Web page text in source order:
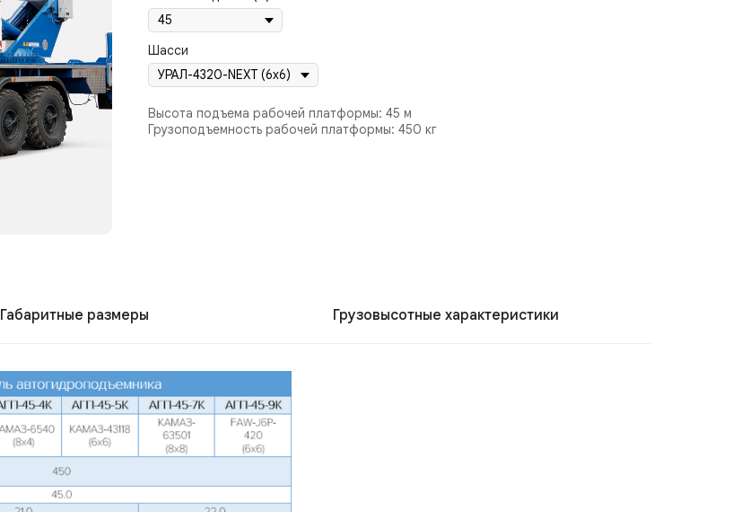
Шасси
Высота подъема рабочей платформы: 45 м
Грузоподъемность рабочей платформы: 450 кг
Габаритные размеры Грузовысотные характеристики